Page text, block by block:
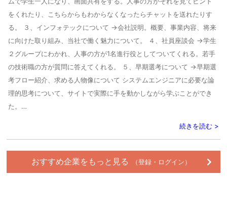
をくれたり、こちらからもわからなくなったらチャットを送れたりす
る。 ３、インフォテックについて →会社説明。概要、事業内容、将来
に向けた取り組み、当社で働く魅力について。 ４、社員座談会 →学生
２グループにわかれ、人事の方が1名進行役としてついてくれる。若手
の技術職の方が質問に答えてくれる。 ５、早期選考について →早期選
考フロー紹介、求める人物像について システムエンジニアに必要な論
理的思考について、サイトで実際に手を動かしながら学ぶことができ
た。…
続きを読む >
おすすめ企業をもっと見る （登録・ログイン）